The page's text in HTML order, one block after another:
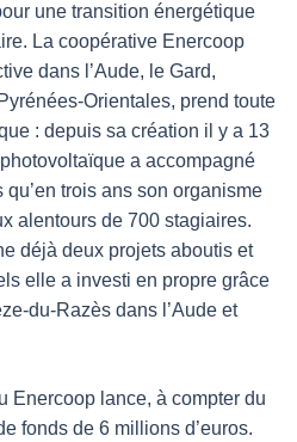
une transition énergétique
La coopérative Enercoop
dans l’Aude, le Gard,
Orientales, prend toute
: depuis sa création il y a 13
a accompagné
trois ans son organisme
alentours de 700 stagiaires.
déjà deux projets aboutis et
elle a investi en propre grâce
du-Razès dans l’Aude et
Enercoop lance, à compter du
fonds de 6 millions d’euros.